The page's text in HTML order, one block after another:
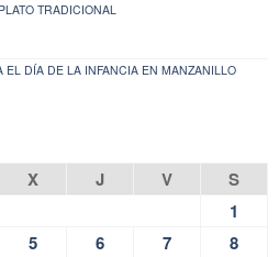
TRADICIONAL
EL DÍA DE LA INFANCIA EN MANZANILLO
X J V
S
1
5 6 7 8